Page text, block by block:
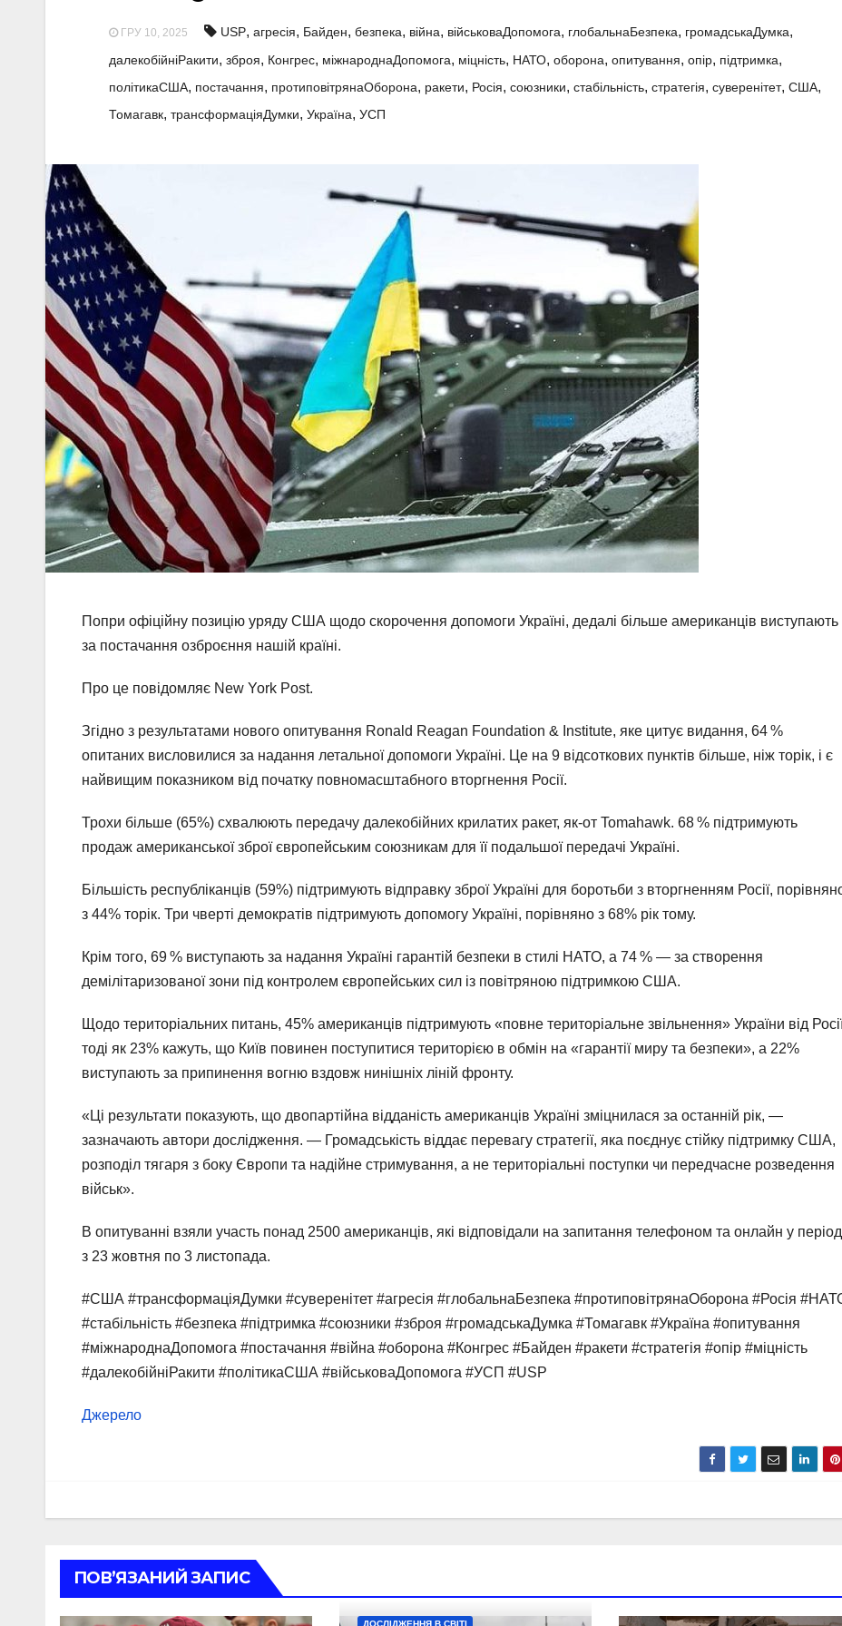
ГРУ 10, 2025 USP, агресія, Байден, безпека, війна, військоваДопомога, глобальнаБезпека, громадськаДумка,
далекобійніРакити, зброя, Конгрес, міжнароднаДопомога, міцність, НАТО, оборона, опитування, опір, підтримка,
політикаСША, постачання, протиповітрянаОборона, ракети, Росія, союзники, стабільність, стратегія, суверенітет, США,
Томагавк, трансформаціяДумки, Україна, УСП
Попри офіційну позицію уряду США щодо скорочення допомоги Україні, дедалі більше американців виступають
за постачання озброєння нашій країні.
Про це повідомляє New York Post.
Згідно з результатами нового опитування Ronald Reagan Foundation & Institute, яке цитує видання, 64 %
опитаних висловилися за надання летальної допомоги Україні. Це на 9 відсоткових пунктів більше, ніж торік, і є
найвищим показником від початку повномасштабного вторгнення Росії.
Трохи більше (65%) схвалюють передачу далекобійних крилатих ракет, як-от Tomahawk. 68 % підтримують
продаж американської зброї європейським союзникам для її подальшої передачі Україні.
Більшість республіканців (59%) підтримують відправку зброї Україні для боротьби з вторгненням Росії,
з 44% торік. Три чверті демократів підтримують допомогу Україні, порівняно з 68% рік тому.
Крім того, 69 % виступають за надання Україні гарантій безпеки в стилі НАТО, а 74 % — за створення
демілітаризованої зони під контролем європейських сил із повітряною підтримкою США.
Щодо територіальних питань, 45% американців підтримують «повне територіальне звільнення» України від
тоді як 23% кажуть, що Київ повинен поступитися територією в обмін на «гарантії миру та безпеки», а 22%
виступають за припинення вогню вздовж нинішніх ліній фронту.
«Ці результати показують, що двопартійна відданість американців Україні зміцнилася за останній рік, —
зазначають автори дослідження. — Громадськість віддає перевагу стратегії, яка поєднує стійку підтримку США,
розподіл тягаря з боку Європи та надійне стримування, а не територіальні поступки чи передчасне розведення
військ».
В опитуванні взяли участь понад 2500 американців, які відповідали на запитання телефоном та онлайн у період
з 23 жовтня по 3 листопада.
#США #трансформаціяДумки #суверенітет #агресія #глобальнаБезпека #протиповітрянаОборона #Росія
#стабільність #безпека #підтримка #союзники #зброя #громадськаДумка #Томагавк #Україна #опитування
#міжнароднаДопомога #постачання #війна #оборона #Конгрес #Байден #ракети #стратегія #опір #міцність
#далекобійніРакити #політикаСША #військоваДопомога #УСП #USP
Джерело
ПОВ’ЯЗАНИЙ ЗАПИС
ДОСЛІДЖЕННЯ В СВІТІ